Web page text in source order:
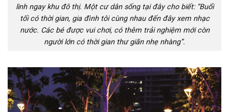
linh ngay khu đô thị. Một cư dân sống tại đây cho biết: “Buổi
tối có thời gian, gia đình tôi cùng nhau đến đây xem nhạc
nước. Các bé được vui chơi, có thêm trải nghiệm mới còn
người lớn có thời gian thư giãn nhẹ nhàng”.